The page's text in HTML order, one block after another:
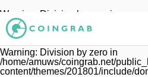
Warning
: Division by zero in
/home/amuws/coingrab.net/
content/themes/201801/include/
Warning: Division by zero in
/home/amuws/coingrab.net/
content/themes/201801/include/